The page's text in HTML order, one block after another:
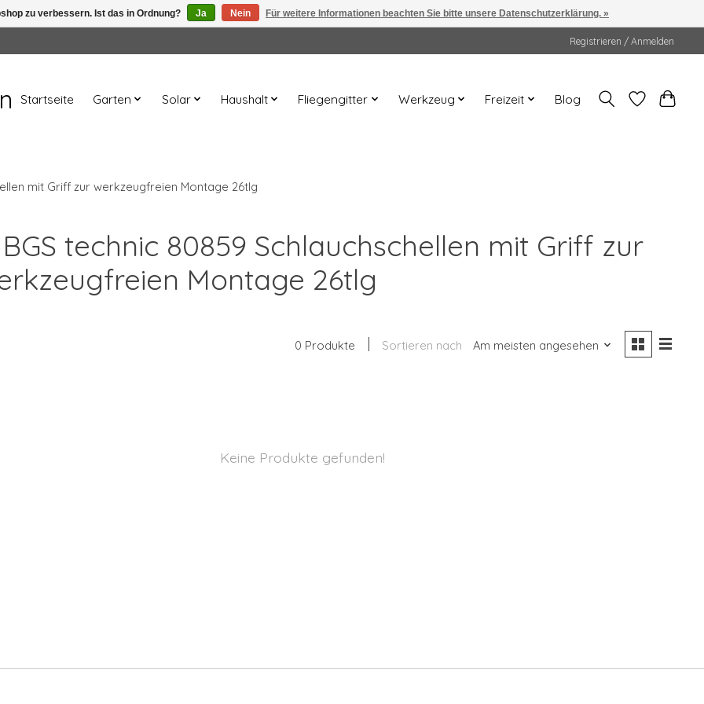
Registrieren / Anmelden
Startseite Garten Solar Haushalt Fliegengitter Werkzeug Freizeit Blog
mit Griff zur werkzeugfreien Montage 26tlg
technic 80859 Schlauchschellen mit Griff zur
Montage 26tlg
0 Produkte Sortieren nach Am meisten angesehen
Keine Produkte gefunden!
zu verbessern. Ist das in Ordnung? Ja Nein Für weitere Informationen beachten Sie bitte unsere Datenschutzerklärung. »